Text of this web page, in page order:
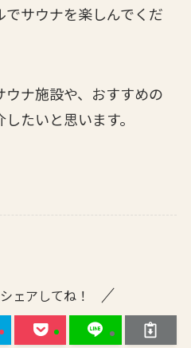
サウナを楽しんでくだ
ナ施設や、おすすめの
たいと思います。
ェアしてね！